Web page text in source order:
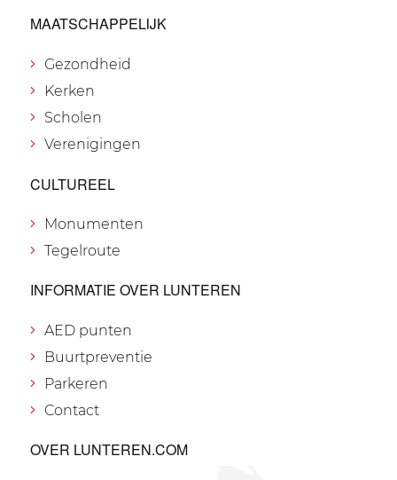
MAATSCHAPPELIJK
Gezondheid
Kerken
Scholen
Verenigingen
CULTUREEL
Monumenten
Tegelroute
INFORMATIE OVER LUNTEREN
AED punten
Buurtpreventie
Parkeren
Contact
OVER LUNTEREN.COM